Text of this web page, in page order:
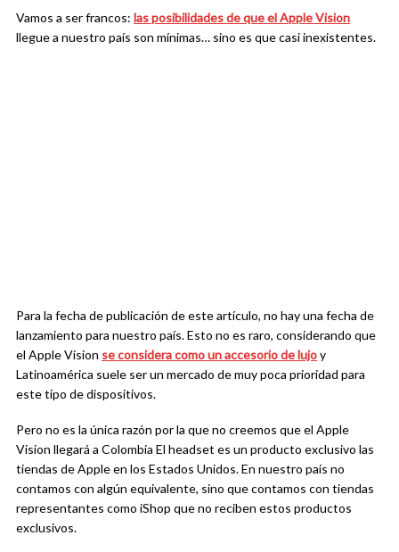
Vamos a ser francos: las posibilidades de que el Apple Vision
llegue a nuestro país son mínimas… sino es que casi inexistentes.
Para la fecha de publicación de este artículo, no hay una fecha de
lanzamiento para nuestro país. Esto no es raro, considerando que
el Apple Vision se considera como un accesorio de lujoy
Latinoamérica suele ser un mercado de muy poca prioridad para
este tipo de dispositivos.
Pero no es la única razón por la que no creemos que el Apple
Vision llegará a Colombia El headset es un producto exclusivo las
tiendas de Apple en los Estados Unidos. En nuestro país no
contamos con algún equivalente, sino que contamos con tiendas
representantes como iShop que no reciben estos productos
exclusivos.